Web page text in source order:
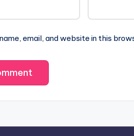
email, and website in this